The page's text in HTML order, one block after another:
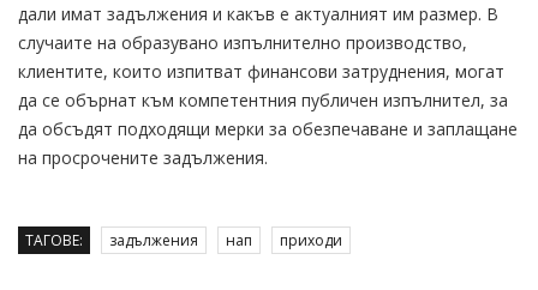
дали имат задължения и какъв е актуалният им размер. В
случаите на образувано изпълнително производство,
клиентите, които изпитват финансови затруднения, могат
да се обърнат към компетентния публичен изпълнител, за
да обсъдят подходящи мерки за обезпечаване и заплащане
на просрочените задължения.
ТАГОВЕ: задължения нап приходи